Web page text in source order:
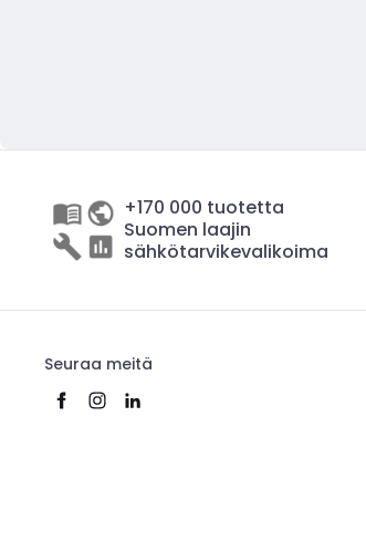
+170 000 tuotetta
Suomen laajin
sähkötarvikevalikoima
Seuraa meitä